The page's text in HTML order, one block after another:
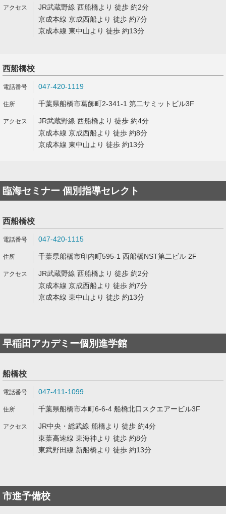
JR武蔵野線 西船橋より 徒歩 約2分
京成本線 京成西船より 徒歩 約7分
京成本線 東中山より 徒歩 約13分
西船橋校
047-420-1119
千葉県船橋市葛飾町2-341-1 第二サミットビル3F
JR武蔵野線 西船橋より 徒歩 約4分
京成本線 京成西船より 徒歩 約8分
京成本線 東中山より 徒歩 約13分
臨海セミナー 個別指導セレクト
西船橋校
047-420-1115
千葉県船橋市印内町595-1 西船橋NST第二ビル 2F
JR武蔵野線 西船橋より 徒歩 約2分
京成本線 京成西船より 徒歩 約7分
京成本線 東中山より 徒歩 約13分
早稲田アカデミー個別進学館
船橋校
047-411-1099
千葉県船橋市本町6-6-4 船橋北口スクエアービル3F
JR中央・総武線 船橋より 徒歩 約4分
東葉高速線 東海神より 徒歩 約8分
東武野田線 新船橋より 徒歩 約13分
市進予備校